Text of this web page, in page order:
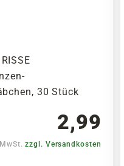
30 Stück
2,99
zzgl. Versandkosten